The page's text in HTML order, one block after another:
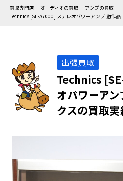
買取専門店 オーディオの買取
アンプの買取
Technics [SE-A7000] ステレオパワーアンプ 動作品
出張買取
Technics
オパワーア
クスの買取実